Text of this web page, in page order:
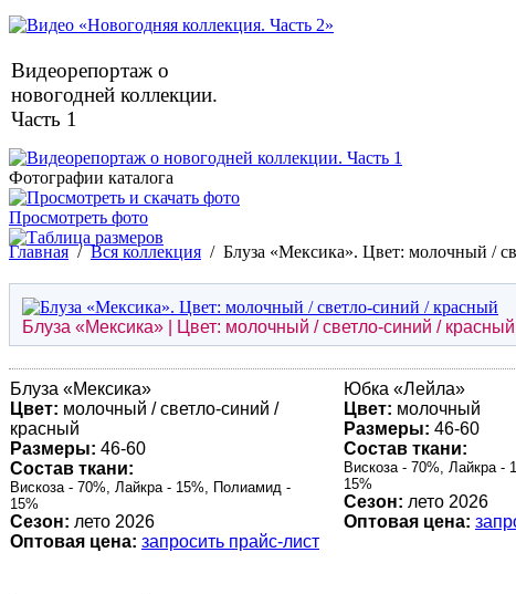
Видеорепортаж о
новогодней коллекции.
Часть 1
Фотографии каталога
Просмотреть фото
Главная/Вся коллекция / Блуза «Мексика». Цвет: молочный /
Блуза «Мексика» | Цвет: молочный / светло-синий / красный
Блуза «Мексика»
Цвет: молочный / светло-синий /
красный
Размеры: 46-60
Состав ткани:
Вискоза - 70%, Лайкра - 15%, Полиамид -
15%
Сезон: лето 2026
Оптовая цена: запросить прайс-лист
Юбка «Лейла»
Цвет: молочный
Размеры: 46-60
Состав ткани:
Вискоза - 70%, Лайкра -
15%
Сезон: лето 2026
Оптовая цена: